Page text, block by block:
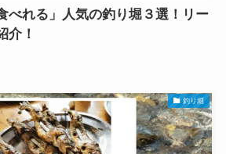
べれる」人気の釣り堀３選！リー
介！
釣り堀